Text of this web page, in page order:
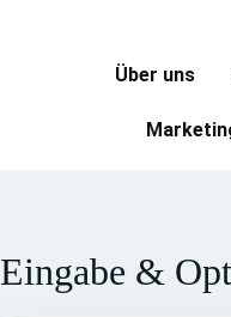
Über uns
Eingabe &